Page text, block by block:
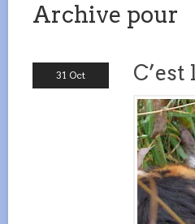
Archive pour
31 Oct